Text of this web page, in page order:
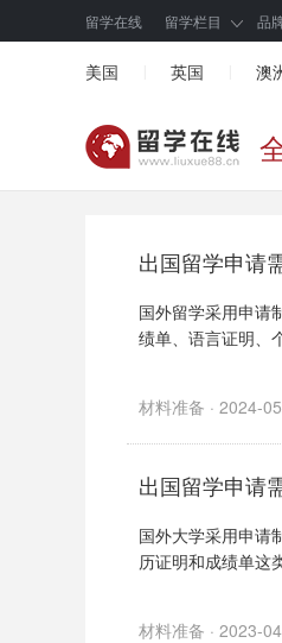
留学在线 留学栏目 品
美国 英国 澳
出国留学申请
国外留学采用申请
绩单、语言证明、
材料准备 · 2024-
出国留学申请
国外大学采用申请
历证明和成绩单这
材料准备 · 2023-